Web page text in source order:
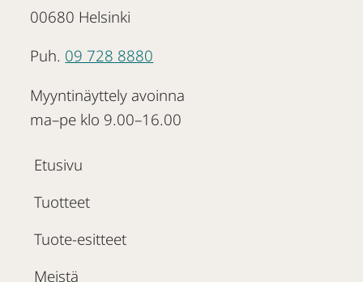
00680 Helsinki
Puh. 09 728 8880
Myyntinäyttely avoinna
ma–pe klo 9.00–16.00
Etusivu
Tuotteet
Tuote-esitteet
Meistä